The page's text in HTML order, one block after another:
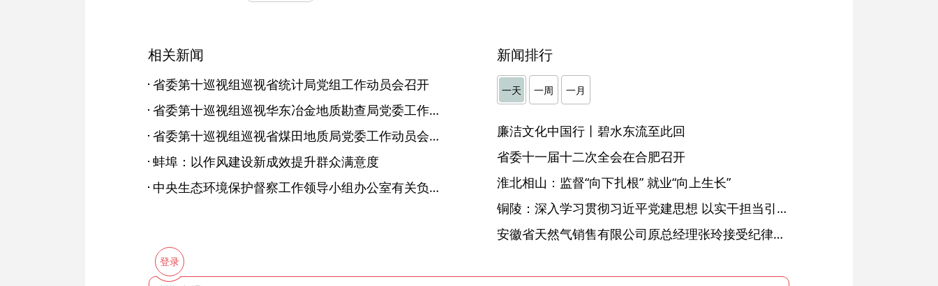
相关新闻
省委第十巡视组巡视省统计局党组工作动员会召开
省委第十巡视组巡视华东冶金地质勘查局党委工作动员会召开
省委第十巡视组巡视省煤田地质局党委工作动员会召开
蚌埠：以作风建设新成效提升群众满意度
中央生态环境保护督察工作领导小组办公室有关负责人就《生态环境保护督察工作条例》答记者问
新闻排行
一天 一周 一月
廉洁文化中国行丨碧水东流至此回
省委十一届十二次全会在合肥召开
淮北相山：监督“向下扎根” 就业“向上生长”
铜陵：深入学习贯彻习近平党建思想 以实干担当引领纪检监察工作高质量发展
安徽省天然气销售有限公司原总经理张玲接受纪律审查和监察调查
登录